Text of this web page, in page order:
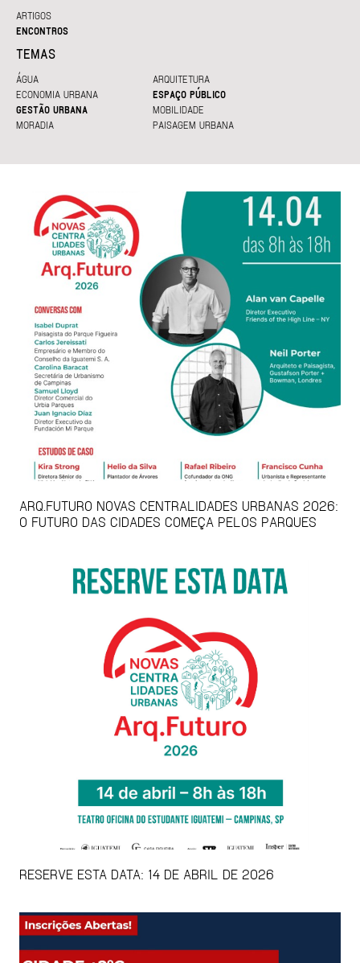
ARTIGOS
ENCONTROS
TEMAS
ÁGUA
ARQUITETURA
ECONOMIA URBANA
ESPAÇO PÚBLICO
GESTÃO URBANA
MOBILIDADE
MORADIA
PAISAGEM URBANA
ARQ.FUTURO NOVAS CENTRALIDADES URBANAS 2026:
O FUTURO DAS CIDADES COMEÇA PELOS PARQUES
RESERVE ESTA DATA: 14 DE ABRIL DE 2026